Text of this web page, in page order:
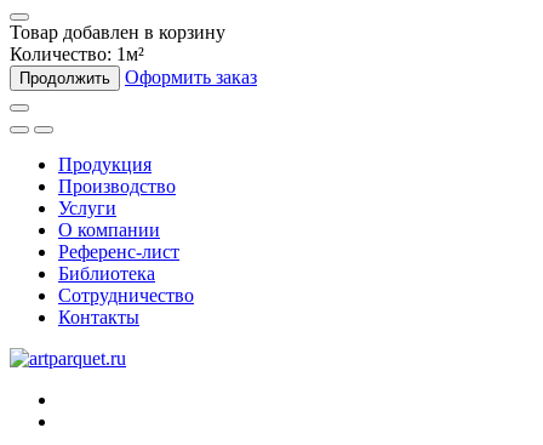
Товар добавлен в корзину
Количество: 1м²
Продолжить Оформить заказ
Продукция
Производство
Услуги
О компании
Референс-лист
Библиотека
Сотрудничество
Контакты